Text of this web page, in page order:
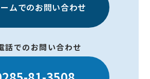
ムでのお問い合わせ
話でのお問い合わせ